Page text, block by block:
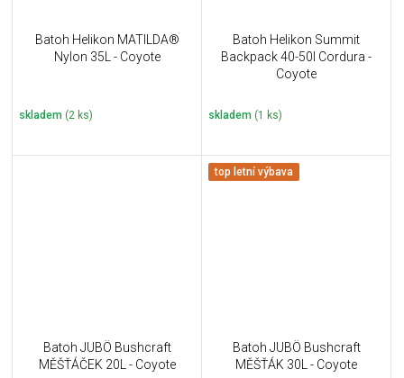
Batoh Helikon MATILDA®
Nylon 35L - Coyote
skladem (2 ks)
Batoh Helikon Summit
Backpack 40-50l Cordura -
Coyote
skladem (1 ks)
Batoh JUBÖ Bushcraft
MĚŠŤÁČEK 20L - Coyote
top letní výbava
Batoh JUBÖ Bushcraft
MĚŠŤÁK 30L - Coyote